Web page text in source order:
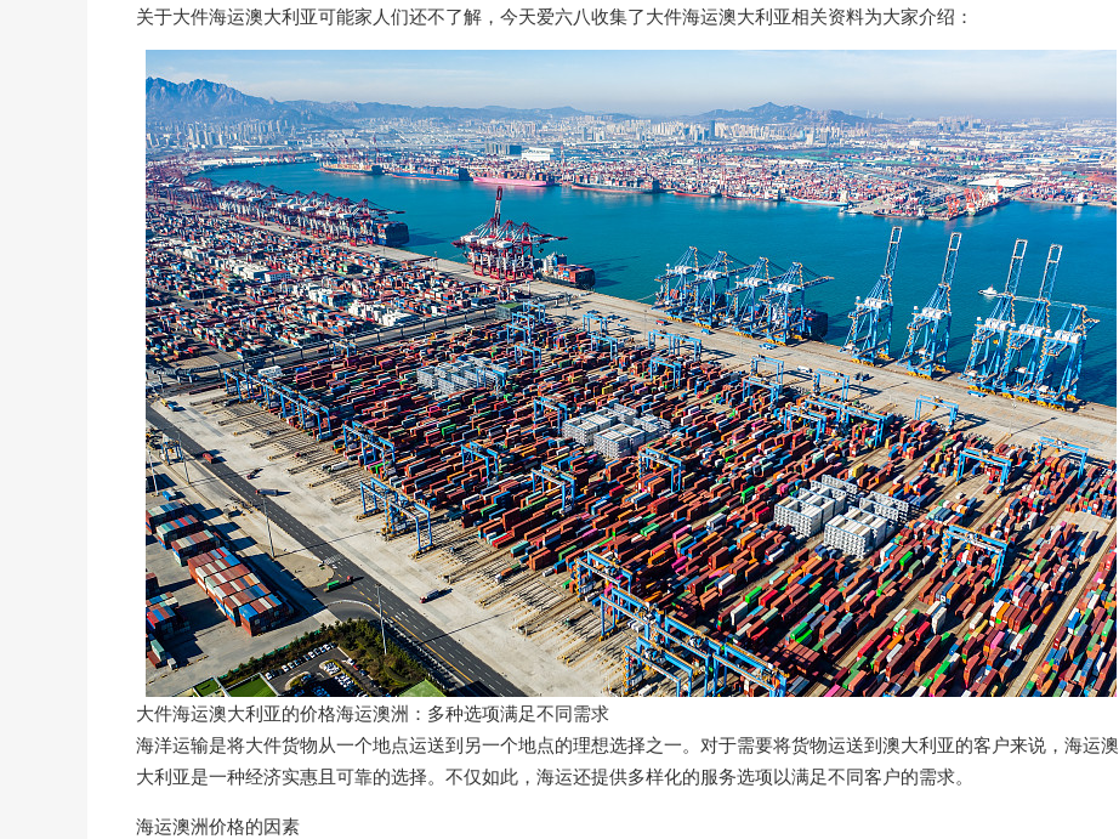
关于大件海运澳大利亚可能家人们还不了解，今天爱六八收集了大件海运澳大利亚相关资料为大家介绍：
大件海运澳大利亚的价格海运澳洲：多种选项满足不同需求
海洋运输是将大件货物从一个地点运送到另一个地点的理想选择之一。对于需要将货物运送到澳大利亚的客户来说，海运澳
大利亚是一种经济实惠且可靠的选择。不仅如此，海运还提供多样化的服务选项以满足不同客户的需求。
海运澳洲价格的因素